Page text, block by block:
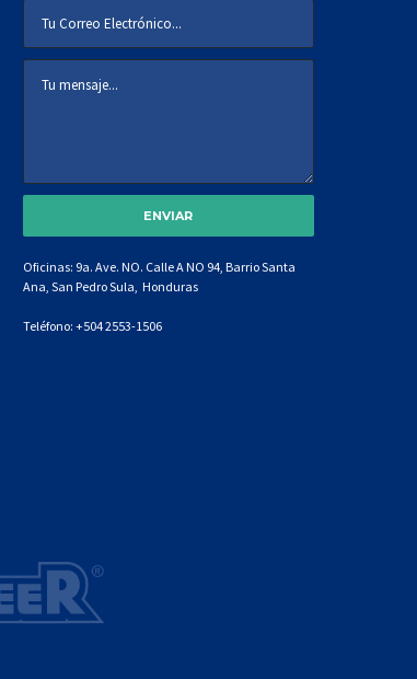
CLAUSURA
CLAUSURA
Oficinas: 9a. Ave. NO. Calle A NO 94, Barrio Santa
Ana, San Pedro Sula, Honduras
Teléfono: +504 2553-1506